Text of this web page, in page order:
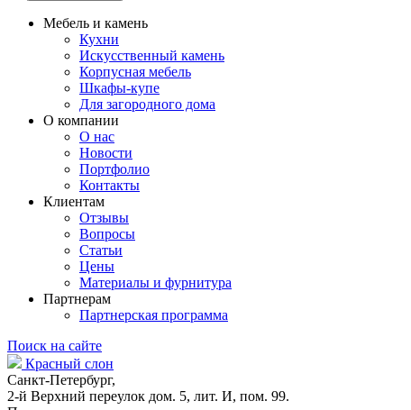
Мебель и камень
Кухни
Искусственный камень
Корпусная мебель
Шкафы-купе
Для загородного дома
О компании
О нас
Новости
Портфолио
Контакты
Клиентам
Отзывы
Вопросы
Статьи
Цены
Материалы и фурнитура
Партнерам
Партнерская программа
Поиск на сайте
Красный слон
Санкт-Петербург,
2-й Верхний переулок дом. 5, лит. И, пом. 99.